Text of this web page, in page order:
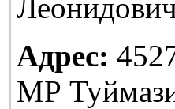
Адрес:
МР